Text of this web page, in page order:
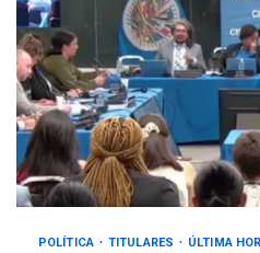
POLÍTICA TITULARES ÚLTIMA